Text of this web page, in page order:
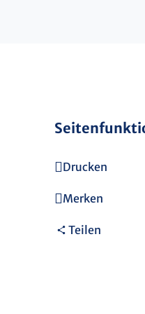
Drucken
Merken
Teilen